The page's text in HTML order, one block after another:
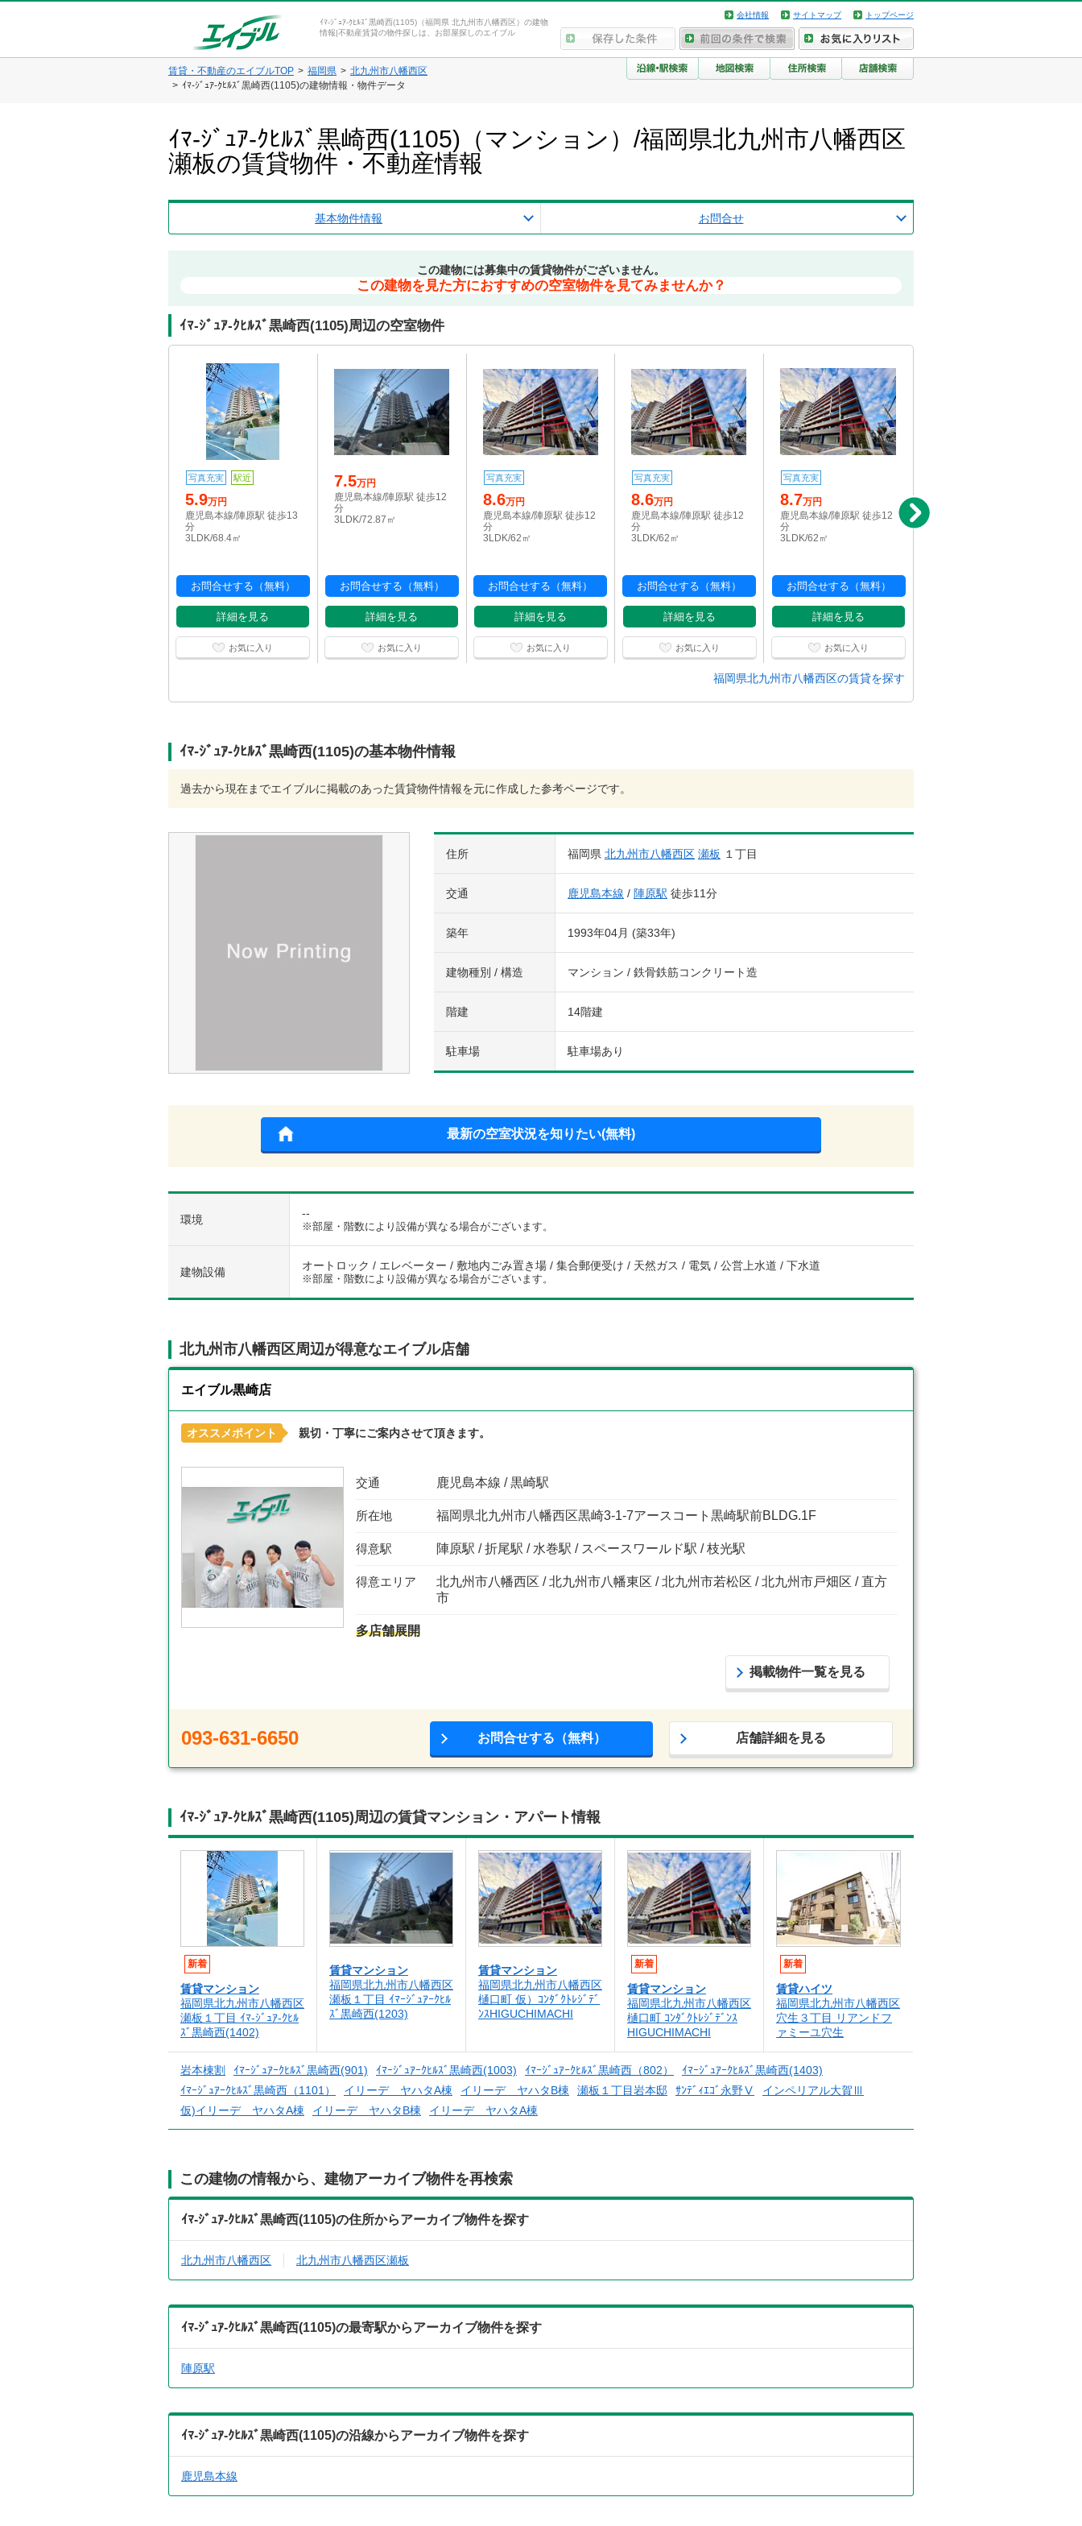
ｲﾏ-ｼﾞｭｱ-ｸﾋﾙｽﾞ黒崎西(1105)（福岡県 北九州市八幡西区）の建物
情報|不動産賃貸の物件探しは、お部屋探しのエイブル
会社情報 サイトマップ トップページ
賃貸・不動産のエイブルTOP 福岡県
北九州市八幡西区
ｲﾏ-ｼﾞｭｱ-ｸﾋﾙｽﾞ黒崎西(1105)の建物情報・物件データ
ｲﾏ-ｼﾞｭｱ-ｸﾋﾙｽﾞ黒崎西(1105)（マンション）/福岡県北九州市八幡西区
瀬板の賃貸物件・不動産情報
基本物件情報 お問合せ
この建物には募集中の賃貸物件がございません。
この建物を見た方におすすめの空室物件を見てみませんか？
ｲﾏ-ｼﾞｭｱ-ｸﾋﾙｽﾞ黒崎西(1105)周辺の空室物件
写真充実 駅近
5.9万円
鹿児島本線/陣原駅 徒歩13
分
3LDK/68.4㎡
お問合せする（無料）
詳細を見る
お気に入り
7.5万円
鹿児島本線/陣原駅 徒歩12
分
3LDK/72.87㎡
お問合せする（無料）
詳細を見る
お気に入り
写真充実
8.6万円
鹿児島本線/陣原駅 徒歩12
分
3LDK/62㎡
お問合せする（無料）
詳細を見る
お気に入り
写真充実
8.6万円
鹿児島本線/陣原駅 徒歩12
分
3LDK/62㎡
お問合せする（無料）
詳細を見る
お気に入り
写真充実
8.7万円
鹿児島本線/陣原駅 徒歩12
分
3LDK/62㎡
お問合せする（無料）
詳細を見る
お気に入り
鹿児島本線/陣原駅 徒歩12
福岡県北九州市八幡西区の賃貸を探す
ｲﾏ-ｼﾞｭｱ-ｸﾋﾙｽﾞ黒崎西(1105)の基本物件情報
過去から現在までエイブルに掲載のあった賃貸物件情報を元に作成した参考ページです。
住所 福岡県 北九州市八幡西区 瀬板 １丁目
交通 鹿児島本線 / 陣原駅 徒歩11分
築年 1993年04月 (築33年)
建物種別 / 構造 マンション / 鉄骨鉄筋コンクリート造
階建 14階建
駐車場 駐車場あり
最新の空室状況を知りたい(無料)
環境 --
※部屋・階数により設備が異なる場合がございます。
建物設備 オートロック / エレベーター / 敷地内ごみ置き場 / 集合郵便受け / 天然ガス / 電気 / 公営上水道 / 下水道
※部屋・階数により設備が異なる場合がございます。
北九州市八幡西区周辺が得意なエイブル店舗
エイブル黒崎店
オススメポイント 親切・丁寧にご案内させて頂きます。
交通 鹿児島本線 / 黒崎駅
所在地 福岡県北九州市八幡西区黒崎3-1-7アースコート黒崎駅前BLDG.1F
得意駅 陣原駅 / 折尾駅 / 水巻駅 / スペースワールド駅 / 枝光駅
得意エリア
北九州市八幡西区 / 北九州市八幡東区 / 北九州市若松区 / 北九州市戸畑区 / 直方
市
多店舗展開
掲載物件一覧を見る
093-631-6650 お問合せする（無料） 店舗詳細を見る
ｲﾏ-ｼﾞｭｱ-ｸﾋﾙｽﾞ黒崎西(1105)周辺の賃貸マンション・アパート情報
新着
賃貸マンション
福岡県北九州市八幡西区
瀬板１丁目 ｲﾏ-ｼﾞｭｱ-ｸﾋﾙ
ｽﾞ黒崎西(1402)
賃貸マンション
福岡県北九州市八幡西区
瀬板１丁目 ｲﾏｰｼﾞｭｱｰｸﾋﾙ
ｽﾞ黒崎西(1203)
賃貸マンション
福岡県北九州市八幡西区
樋口町 仮）ｺﾝﾀﾞｸﾄﾚｼﾞﾃﾞ
ﾝｽHIGUCHIMACHI
新着
賃貸マンション
福岡県北九州市八幡西区
樋口町 ｺﾝﾀﾞｸﾄﾚｼﾞﾃﾞﾝｽ
HIGUCHIMACHI
新着
賃貸ハイツ
福岡県北九州市八幡西区
穴生３丁目 リアンドフ
ァミーユ穴生
岩本棟割 ｲﾏｰｼﾞｭｱｰｸﾋﾙｽﾞ黒崎西(901) ｲﾏｰｼﾞｭｱｰｸﾋﾙｽﾞ黒崎西(1003) ｲﾏｰｼﾞｭｱｰｸﾋﾙｽﾞ黒崎西（802）
ｲﾏｰｼﾞｭｱｰｸﾋﾙｽﾞ黒崎西(1403)
ｲﾏｰｼﾞｭｱｰｸﾋﾙｽﾞ黒崎西（1101）
イリーデ ヤハタA棟 イリーデ ヤハタB棟 瀬板１丁目岩本邸 ｻﾝﾃﾞｨｴｺﾞ永野Ⅴ
インペリアル大賀Ⅲ
仮)イリーデ ヤハタA棟
イリーデ ヤハタB棟 イリーデ ヤハタA棟
この建物の情報から、建物アーカイブ物件を再検索
ｲﾏ-ｼﾞｭｱ-ｸﾋﾙｽﾞ黒崎西(1105)の住所からアーカイブ物件を探す
北九州市八幡西区 北九州市八幡西区瀬板
ｲﾏ-ｼﾞｭｱ-ｸﾋﾙｽﾞ黒崎西(1105)の最寄駅からアーカイブ物件を探す
陣原駅
ｲﾏ-ｼﾞｭｱ-ｸﾋﾙｽﾞ黒崎西(1105)の沿線からアーカイブ物件を探す
鹿児島本線